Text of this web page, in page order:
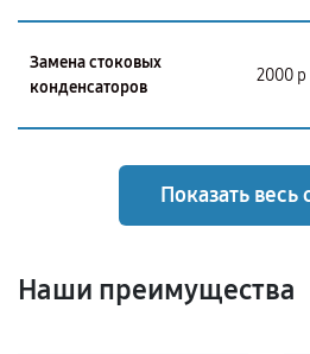
Замена стоковых
конденсаторов
2000 р
Показать весь
Наши преимущества